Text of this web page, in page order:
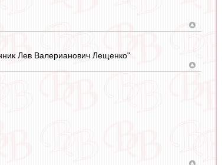
Лев Валерианович Лещенко"